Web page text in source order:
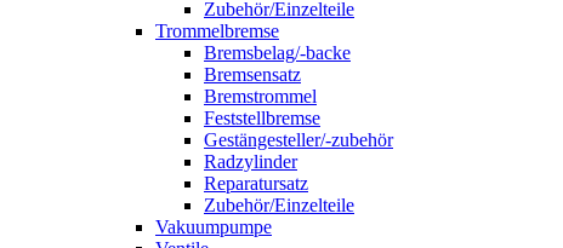
Zubehör/Einzelteile
Trommelbremse
Bremsbelag/-backe
Bremsensatz
Bremstrommel
Feststellbremse
Gestängesteller/-zubehör
Radzylinder
Reparatursatz
Zubehör/Einzelteile
Vakuumpumpe